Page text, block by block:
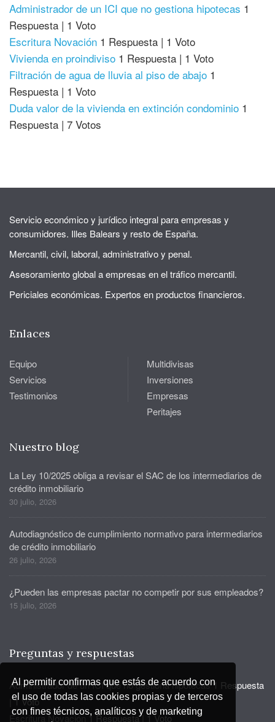
Al permitir confirmas que estás de acuerdo con
el uso de todas las cookies propias y de terceros
con fines técnicos, analíticos y de marketing
Administrador de un ICI que no gestiona hipotecas 1
Respuesta | 1 Voto
Escritura Novación 1 Respuesta | 1 Voto
Vivienda en proindiviso 1 Respuesta | 1 Voto
Filtración de agua de lluvia al piso de abajo 1
Respuesta | 1 Voto
Duda valor de la vivienda en extinción condominio 1
Respuesta | 7 Votos
Servicio económico y jurídico integral para empresas y
consumidores. Illes Balears y resto de España.
Mercantil, civil, laboral, administrativo y penal.
Asesoramiento global a empresas en el tráfico mercantil.
Periciales económicas. Expertos en productos financieros.
Enlaces
Equipo
Servicios
Testimonios
Multidivisas
Inversiones
Empresas
Peritajes
Nuestro blog
La Ley 10/2025 obliga a revisar el SAC de los intermediarios de
crédito inmobiliario
30 julio, 2026
Autodiagnóstico de cumplimiento normativo para intermediarios
de crédito inmobiliario
26 julio, 2026
¿Pueden las empresas pactar no competir por sus empleados?
15 julio, 2026
Preguntas y respuestas
Administrador de un ICI que no gestiona hipotecas 1 Respuesta
|1 Voto
Escritura Novación1 Respuesta| 1 Voto